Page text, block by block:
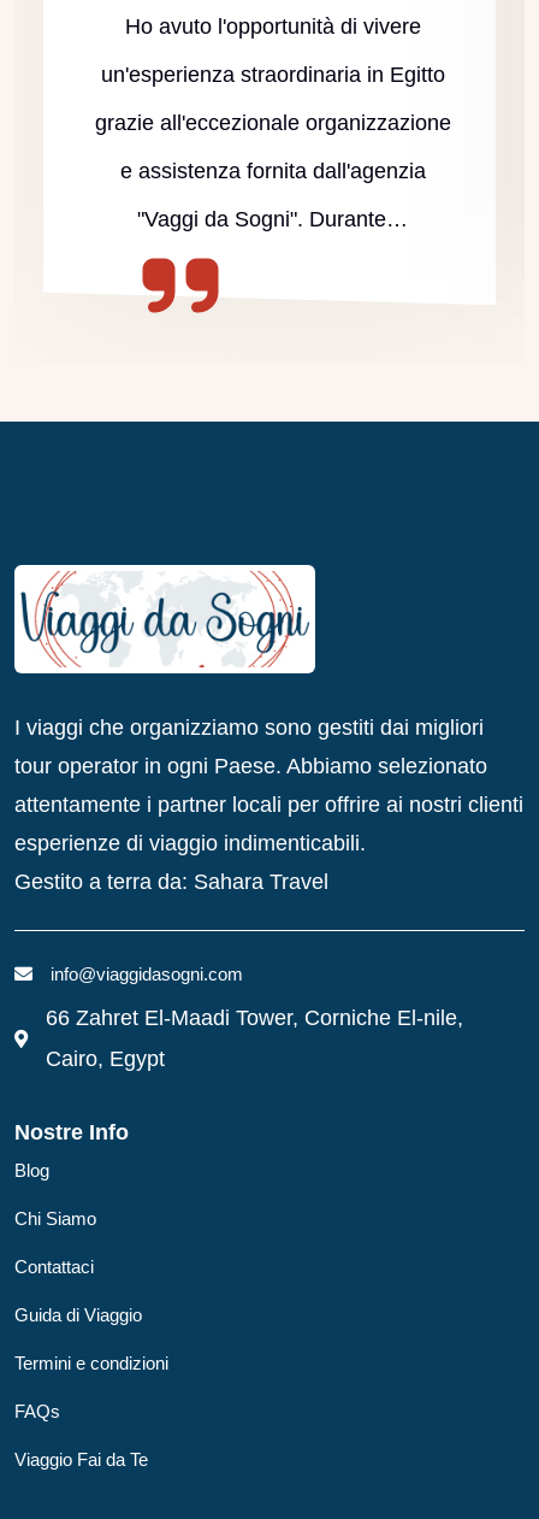
Ho avuto l'opportunità di vivere
un'esperienza straordinaria in Egitto
grazie all'eccezionale organizzazione
e assistenza fornita dall'agenzia
"Vaggi da Sogni". Durante…
I viaggi che organizziamo sono gestiti dai migliori
tour operator in ogni Paese. Abbiamo selezionato
attentamente i partner locali per offrire ai nostri clienti
esperienze di viaggio indimenticabili.
Gestito a terra da: Sahara Travel
info@viaggidasogni.com
66 Zahret El-Maadi Tower, Corniche El-nile,
Cairo, Egypt
Nostre Info
Blog
Chi Siamo
Contattaci
Guida di Viaggio
Termini e condizioni
FAQs
Viaggio Fai da Te